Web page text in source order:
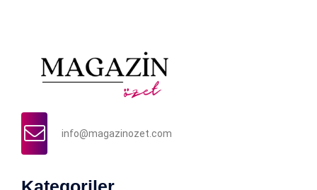
info@magazinozet.com